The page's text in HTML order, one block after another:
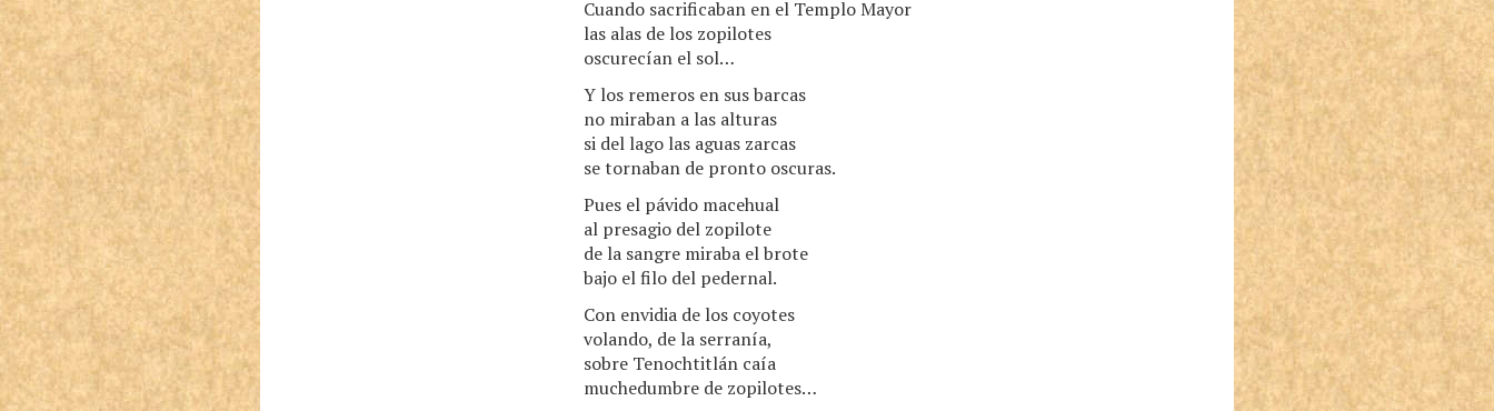
Cuando sacrificaban en el Templo Mayor
las alas de los zopilotes
oscurecían el sol…
Y los remeros en sus barcas
no miraban a las alturas
si del lago las aguas zarcas
se tornaban de pronto oscuras.
Pues el pávido macehual
al presagio del zopilote
de la sangre miraba el brote
bajo el filo del pedernal.
Con envidia de los coyotes
volando, de la serranía,
sobre Tenochtitlán caía
muchedumbre de zopilotes…